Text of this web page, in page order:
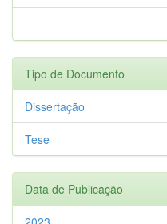
Tipo de Documento
Dissertação
Tese
Data de Publicação